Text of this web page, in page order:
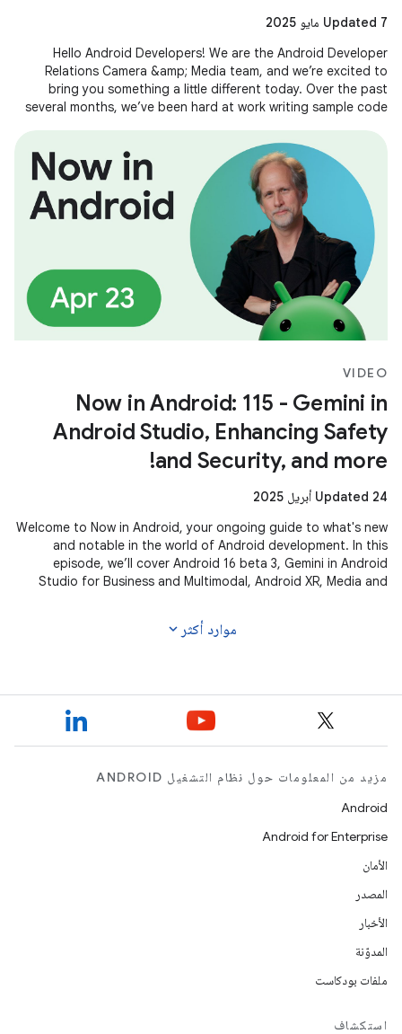
Updated 7 مايو 2025
Hello Android Developers! We are the Android Developer
Relations Camera &amp; Media team, and we’re excited to
bring you something a little different today. Over the past
several months, we’ve been hard at work writing sample code
VIDEO
Now in Android: 115 - Gemini in
Android Studio, Enhancing Safety
and Security, and more!
Updated 24 أبريل 2025
Welcome to Now in Android, your ongoing guide to what's new
and notable in the world of Android development. In this
episode, we’ll cover Android 16 beta 3, Gemini in Android
Studio for Business and Multimodal, Android XR, Media and
موارد أكثر expand_more
مزيد من المعلومات حول نظام التشغيل ANDROID
Android
Android for Enterprise
الأمان
المصدر
الأخبار
المدوّنة
ملفات بودكاست
استكشاف